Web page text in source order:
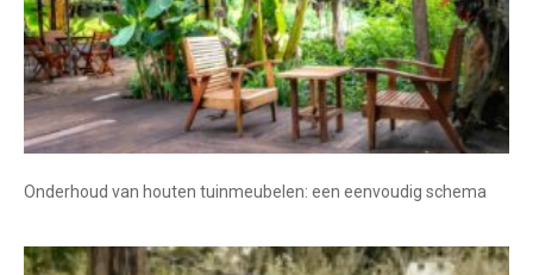
Onderhoud van houten tuinmeubelen: een eenvoudig schema